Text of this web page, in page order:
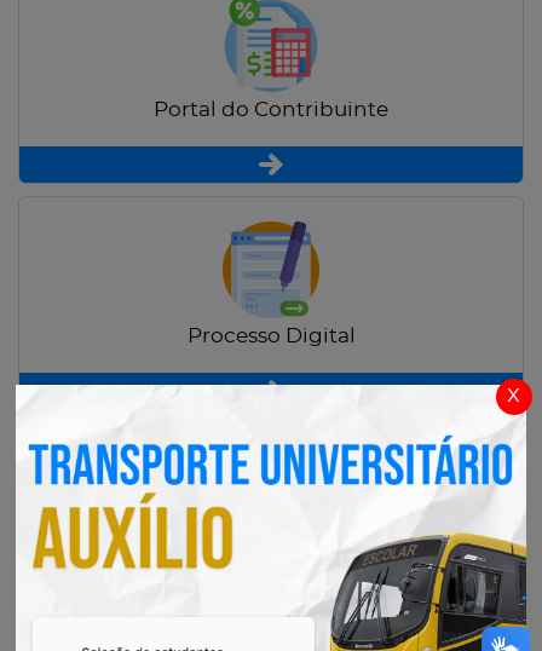
x
Portal do Contribuinte
Processo Digital
Radar Transparência Pública